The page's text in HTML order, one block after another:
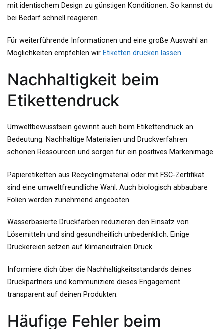
mit identischem Design zu günstigen Konditionen. So kannst du
bei Bedarf schnell reagieren.
Für weiterführende Informationen und eine große Auswahl an
Möglichkeiten empfehlen wir Etiketten drucken lassen.
Nachhaltigkeit beim
Etikettendruck
Umweltbewusstsein gewinnt auch beim Etikettendruck an
Bedeutung. Nachhaltige Materialien und Druckverfahren
schonen Ressourcen und sorgen für ein positives Markenimage.
Papieretiketten aus Recyclingmaterial oder mit FSC-Zertifikat
sind eine umweltfreundliche Wahl. Auch biologisch abbaubare
Folien werden zunehmend angeboten.
Wasserbasierte Druckfarben reduzieren den Einsatz von
Lösemitteln und sind gesundheitlich unbedenklich. Einige
Druckereien setzen auf klimaneutralen Druck.
Informiere dich über die Nachhaltigkeitsstandards deines
Druckpartners und kommuniziere dieses Engagement
transparent auf deinen Produkten.
Häufige Fehler beim